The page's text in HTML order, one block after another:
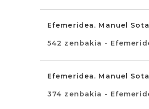
Efemeridea. Manuel
542 zenbakia -
Efemeridea. Manuel
374 zenbakia -